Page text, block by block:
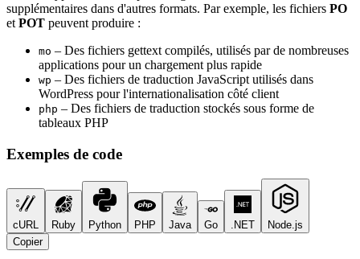
supplémentaires dans d'autres formats. Par exemple, les fichiers PO
et POT peuvent produire :
mo – Des fichiers gettext compilés, utilisés par de nombreuses
applications pour un chargement plus rapide
wp – Des fichiers de traduction JavaScript utilisés dans
WordPress pour l'internationalisation côté client
php – Des fichiers de traduction stockés sous forme de
tableaux PHP
Exemples de code
cURL Ruby Python PHP Java Go .NET
Node.js
Copier